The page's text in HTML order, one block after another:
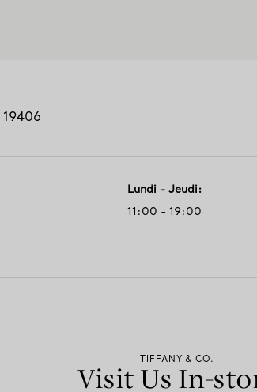
19406
Lundi - Jeudi:
11:00 - 19:00
TIFFANY & CO.
Visit Us In-